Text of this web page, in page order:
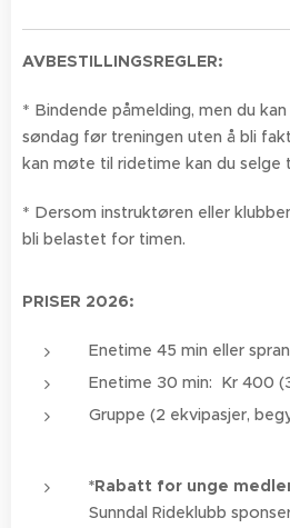
AVBESTILLINGSREGLER:
* Bindende påmelding, men du
søndag før treningen uten å bli
kan møte til ridetime kan du selge
* Dersom instruktøren eller
bli belastet for timen.
PRISER 2026:
Enetime 45 min eller
Enetime 30 min: Kr 400
Gruppe (2 ekvipasjer,
*Rabatt for unge
Sunndal Rideklubb